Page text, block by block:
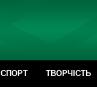
СПОРТ ТВОРЧІСТЬ